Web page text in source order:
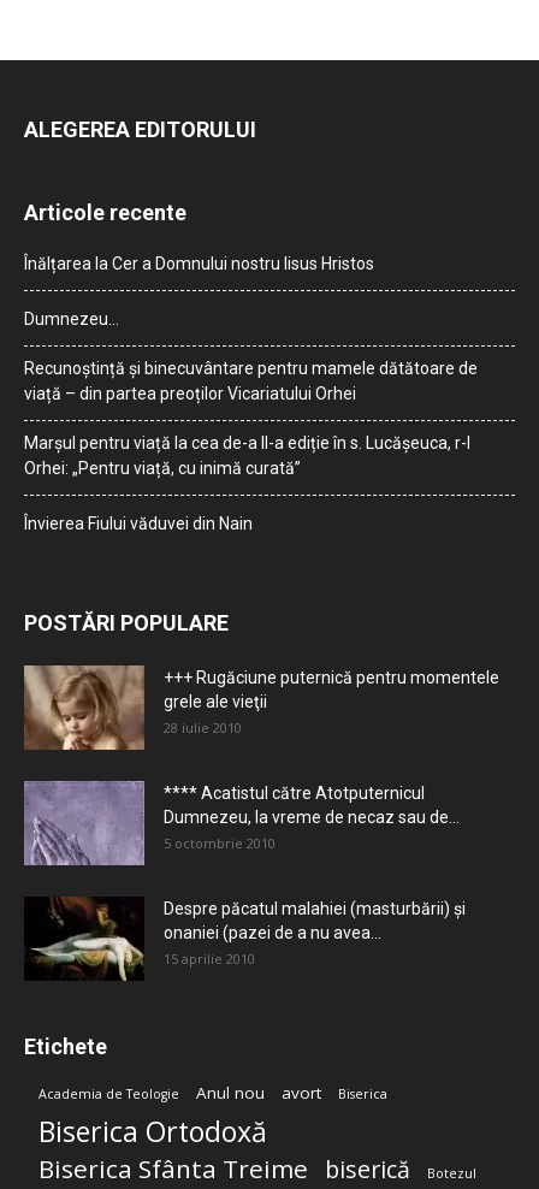
ALEGEREA EDITORULUI
Articole recente
Înălțarea la Cer a Domnului nostru Iisus Hristos
Dumnezeu…
Recunoștință și binecuvântare pentru mamele dătătoare de
viață – din partea preoților Vicariatului Orhei
Marșul pentru viață la cea de-a II-a ediție în s. Lucășeuca, r-l
Orhei: „Pentru viață, cu inimă curată”
Învierea Fiului văduvei din Nain
POSTĂRI POPULARE
+++ Rugăciune puternică pentru momentele
grele ale vieţii
28 iulie 2010
**** Acatistul către Atotputernicul
Dumnezeu, la vreme de necaz sau de...
5 octombrie 2010
Despre păcatul malahiei (masturbării) şi
onaniei (pazei de a nu avea...
15 aprilie 2010
Etichete
Academia de Teologie Anul nou avort Biserica
Biserica Ortodoxă
Biserica Sfânta Treime biserică Botezul